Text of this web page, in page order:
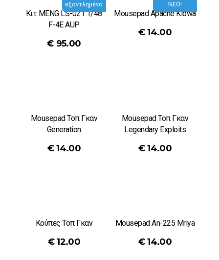
εξαντλημένο
Κιτ MENG LS-021 1/48
F-4E AUP
€ 95.00
ΝΕΟ!
Mousepad Apache Kiowa
€ 14.00
Mousepad Τοπ Γκαν
Generation
€ 14.00
Mousepad Τοπ Γκαν
Legendary Exploits
€ 14.00
Κούπες Τοπ Γκαν
€ 12.00
Mousepad An-225 Mriya
€ 14.00